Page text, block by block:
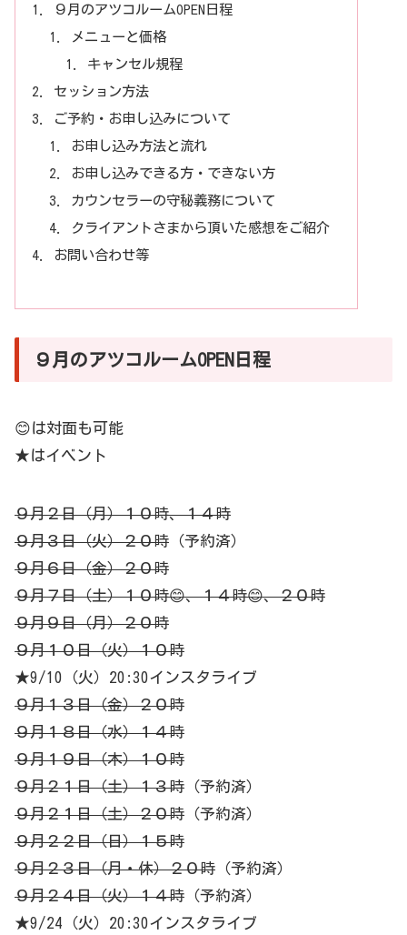
９月のアツコルームOPEN日程
メニューと価格
キャンセル規程
セッション方法
ご予約・お申し込みについて
お申し込み方法と流れ
お申し込みできる方・できない方
カウンセラーの守秘義務について
クライアントさまから頂いた感想をご紹介
お問い合わせ等
９月のアツコルームOPEN日程
😊は対面も可能
★はイベント
９月２日（月）１０時、１４時
９月３日（火）２０時 （予約済）
９月６日（金）２０時
９月７日（土）１０時😊、１４時😊、２０時
９月９日（月）２０時
９月１０日（火）１０時
★9/10（火）20:30インスタライブ
９月１３日（金）２０時
９月１８日（水）１４時
９月１９日（木）１０時
９月２１日（土）１３時 （予約済）
９月２１日（土）２０時 （予約済）
９月２２日（日）１５時
９月２３日（月・休）２０時 （予約済）
９月２４日（火）１４時 （予約済）
★9/24（火）20:30インスタライブ